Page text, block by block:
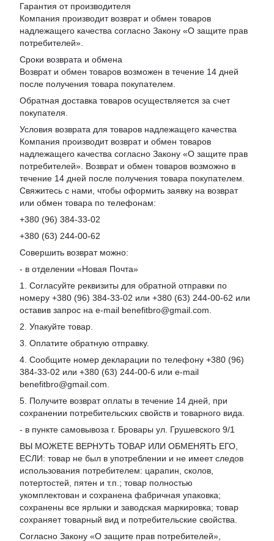
Гарантия от производителя
Компания производит возврат и обмен товаров
надлежащего качества согласно Закону «О защите прав
потребителей».
Сроки возврата и обмена
Возврат и обмен товаров возможен в течение 14 дней
после получения товара покупателем.
Обратная доставка товаров осуществляется за счет
покупателя.
Условия возврата для товаров надлежащего качества
Компания производит возврат и обмен товаров
надлежащего качества согласно Закону «О защите прав
потребителей». Возврат и обмен товаров возможно в
течение 14 дней после получения товара покупателем.
Свяжитесь с нами, чтобы оформить заявку на возврат
или обмен товара по телефонам:
+380 (96) 384-33-02
+380 (63) 244-00-62
Совершить возврат можно:
- в отделении «Новая Почта»
1. Согласуйте реквизиты для обратной отправки по
номеру +380 (96) 384-33-02 или +380 (63) 244-00-62 или
оставив запрос на e-mail benefitbro@gmail.com.
2. Упакуйте товар.
3. Оплатите обратную отправку.
4. Сообщите номер декларации по телефону +380 (96)
384-33-02 или +380 (63) 244-00-6 или e-mail
benefitbro@gmail.com.
5. Получите возврат оплаты в течение 14 дней, при
сохранении потребительских свойств и товарного вида.
- в пункте самовывоза г. Бровары ул. Грушевского 9/1
ВЫ МОЖЕТЕ ВЕРНУТЬ ТОВАР ИЛИ ОБМЕНЯТЬ ЕГО,
ЕСЛИ: товар не был в употреблении и не имеет следов
использования потребителем: царапин, сколов,
потертостей, пятен и т.п.; товар полностью
укомплектован и сохранена фабричная упаковка;
сохранены все ярлыки и заводская маркировка; товар
сохраняет товарный вид и потребительские свойства.
Согласно Закону «О защите прав потребителей»,